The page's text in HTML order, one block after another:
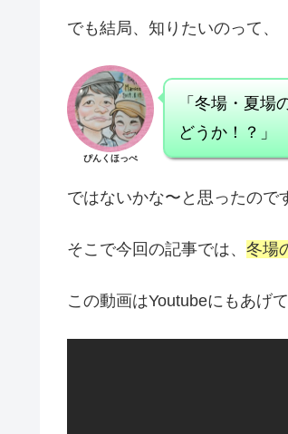
でも結局、知りたいのって、
ぴんくほっぺ
「冬場・夏
どうか！？」
ではないかな〜と思ったので
そこで今回の記事では、 冬場
この動画はYoutubeにもあげ